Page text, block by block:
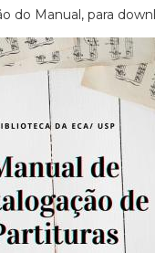
do Manual, para